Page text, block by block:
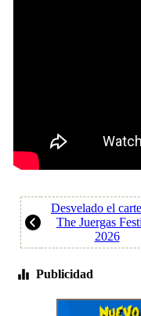
Desvelado el
The Juergas
2026
Publicidad